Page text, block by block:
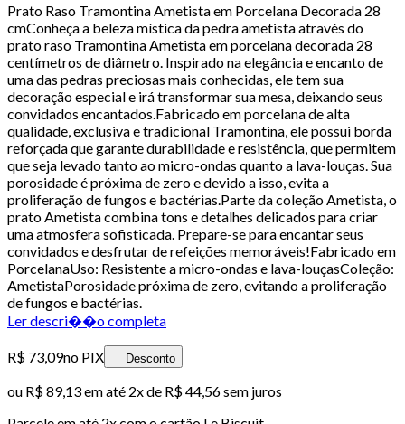
Prato Raso Tramontina Ametista em Porcelana Decorada 28
cmConheça a beleza mística da pedra ametista através do
prato raso Tramontina Ametista em porcelana decorada 28
centímetros de diâmetro. Inspirado na elegância e encanto de
uma das pedras preciosas mais conhecidas, ele tem sua
decoração especial e irá transformar sua mesa, deixando seus
convidados encantados.Fabricado em porcelana de alta
qualidade, exclusiva e tradicional Tramontina, ele possui borda
reforçada que garante durabilidade e resistência, que permitem
que seja levado tanto ao micro-ondas quanto a lava-louças. Sua
porosidade é próxima de zero e devido a isso, evita a
proliferação de fungos e bactérias.Parte da coleção Ametista, o
prato Ametista combina tons e detalhes delicados para criar
uma atmosfera sofisticada. Prepare-se para encantar seus
convidados e desfrutar de refeições memoráveis!Fabricado em
PorcelanaUso: Resistente a micro-ondas e lava-louçasColeção:
AmetistaPorosidade próxima de zero, evitando a proliferação
de fungos e bactérias.
Ler descri��o completa
R$ 73,09no PIX Desconto
ou R$ 89,13em até 2x de R$ 44,56 sem juros